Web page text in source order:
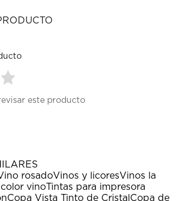
para
estrellas.
Esta
acción
este producto
rosadoVinos y licoresVinos la
vinoTintas para impresora
Copa Vista Tinto de Cristal Copa de